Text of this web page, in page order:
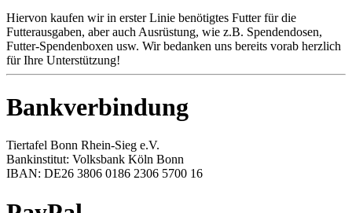
Hiervon kaufen wir in erster Linie benötigtes Futter für die
Futterausgaben, aber auch Ausrüstung, wie z.B. Spendendosen,
Futter-Spendenboxen usw. Wir bedanken uns bereits vorab herzlich
für Ihre Unterstützung!
Bankverbindung
Tiertafel Bonn Rhein-Sieg e.V.
Bankinstitut: Volksbank Köln Bonn
IBAN: DE26 3806 0186 2306 5700 16